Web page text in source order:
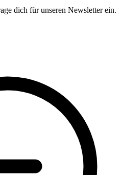
dich für unseren Newsletter ein.